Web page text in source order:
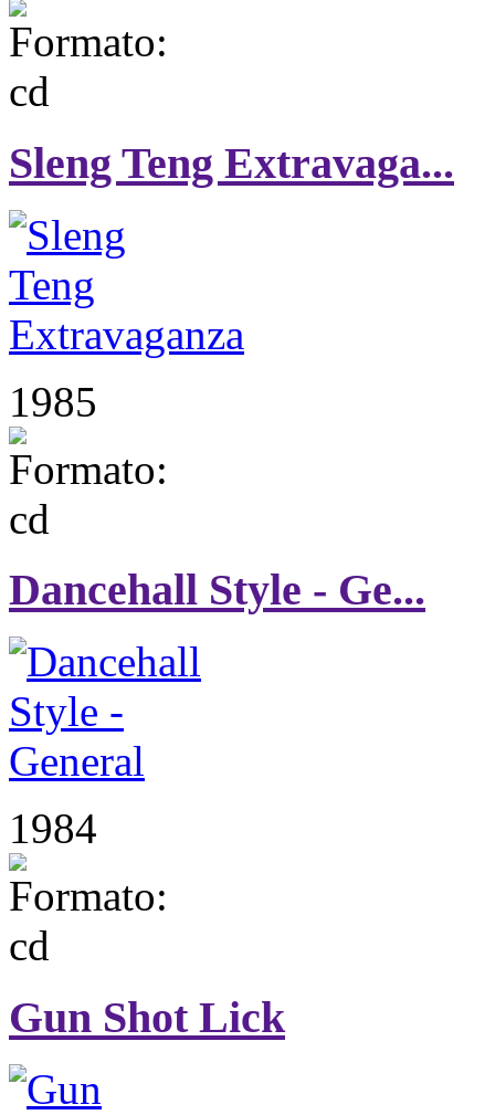
Sleng Teng Extravaga...
1985
Dancehall Style - Ge...
1984
Gun Shot Lick